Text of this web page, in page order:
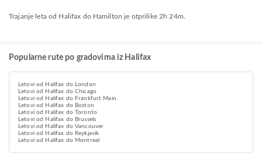
Trajanje leta od Halifax do Hamilton je otprilike 2h 24m.
Popularne rute po gradovima iz Halifax
Letovi od Halifax do London
Letovi od Halifax do Chicago
Letovi od Halifax do Frankfurt Main
Letovi od Halifax do Boston
Letovi od Halifax do Toronto
Letovi od Halifax do Brussels
Letovi od Halifax do Vancouver
Letovi od Halifax do Reykjavik
Letovi od Halifax do Montreal